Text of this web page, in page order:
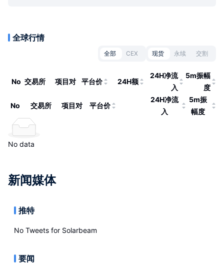
全球行情
全部 CEX 现货 永续 交割
No 交易所 项目对 平台价 24H额
24H净流
入
5m振幅
度
No 交易所 项目对 平台价
24H净流
入
5m振
幅度
No data
新闻媒体
推特
No Tweets for Solarbeam
要闻